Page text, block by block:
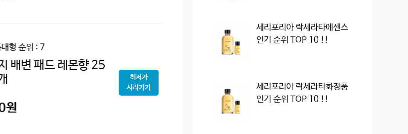
형 순위 : 7
배변 패드 레몬향 25
원
최저가
사러가기
세리포리아 락세라타에센스
인기 순위 TOP 10 !!
세리포리아 락세라타화장품
인기 순위 TOP 10 !!